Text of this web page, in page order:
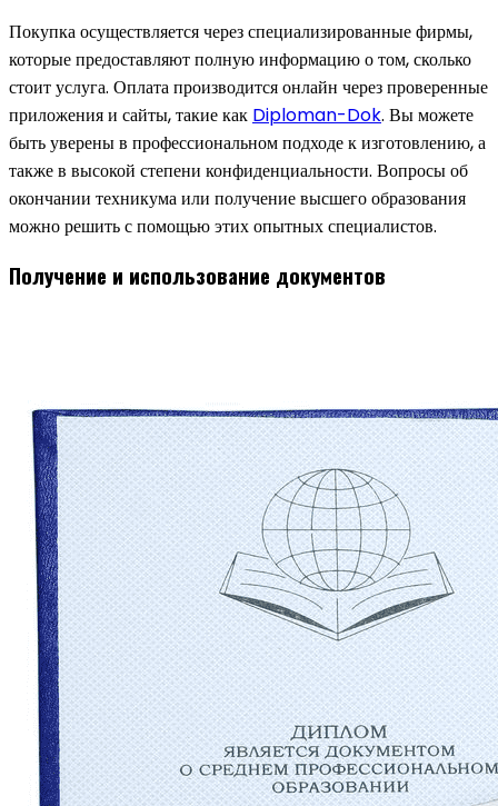
Покупка осуществляется через специализированные фирмы,
которые предоставляют полную информацию о том, сколько
стоит услуга. Оплата производится онлайн через проверенные
приложения и сайты, такие как Diploman-Dok. Вы можете
быть уверены в профессиональном подходе к изготовлению, а
также в высокой степени конфиденциальности. Вопросы об
окончании техникума или получение высшего образования
можно решить с помощью этих опытных специалистов.
Получение и использование документов